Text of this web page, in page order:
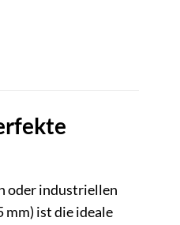
oder industriellen
ist die ideale